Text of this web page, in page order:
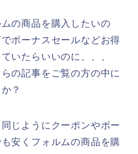
の商品を購入したいの
ボーナスセールなどお得
いたらいいのに、、、
の記事をご覧の方の中に
？
じようにクーポンやボー
安くフォルムの商品を購